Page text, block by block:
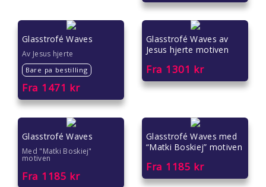
Gaver til samarbeidspartnere
Gaver til søstre
Gaver til tanter
Gaver til ungdom
Gaver til veileder
Gaver til venner
Glasstrofé Waves
Av Jesus hjerte
Bare pa bestilling
Fra 1471 kr
Glasstrofé Waves av
Jesus hjerte motiven
Fra 1301 kr
Glasstrofé Waves
Med "Matki Boskiej"
motiven
Fra 1185 kr
Glasstrofé Waves med
“Matki Boskiej” motiven
Fra 1185 kr